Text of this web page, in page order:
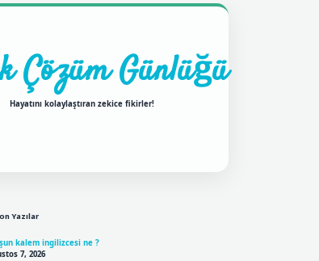
Çözüm Günlüğü
Hayatını kolaylaştıran zekice fikirler!
Yazılar
kalem ingilizcesi ne ?
7, 2026